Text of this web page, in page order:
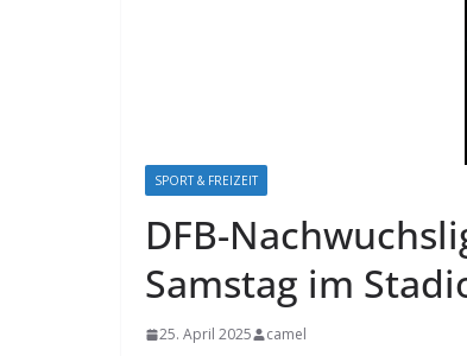
SPORT & FREIZEIT
DFB-
Samstag im
25. April 2025 camel